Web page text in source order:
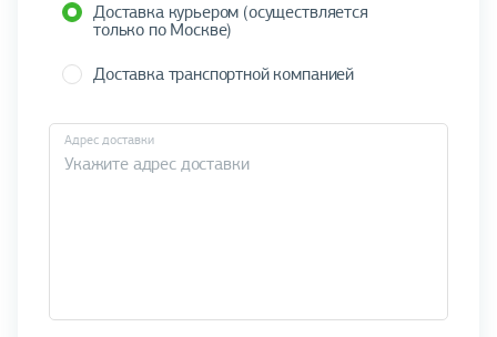
Доставка курьером (осуществляется
только по Москве)
Доставка транспортной компанией
Адрес доставки